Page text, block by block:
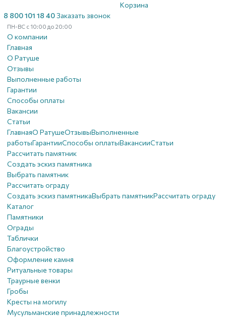
Корзина
8 800 101 18 40Заказать звонок
ПН-ВС с 10:00 до 20:00
О компании
Главная
О Ратуше
Отзывы
Выполненные работы
Гарантии
Способы оплаты
Вакансии
Статьи
ГлавнаяО РатушеОтзывыВыполненные
работыГарантииСпособы оплатыВакансииСтатьи
Рассчитать памятник
Создать эскиз памятника
Выбрать памятник
Рассчитать ограду
Создать эскиз памятникаВыбрать памятникРассчитать ограду
Каталог
Памятники
Ограды
Таблички
Благоустройствo
Оформление камня
Ритуальные товары
Траурные венки
Гробы
Кресты на могилу
Мусульманские принадлежности